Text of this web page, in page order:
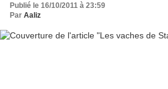
Publié le 16/10/2011 à 23:59
Par Aaliz